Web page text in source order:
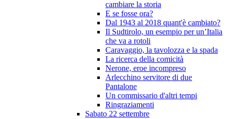
cambiare la storia
E se fosse ora?
Dal 1943 al 2018 quant'è cambiato?
Il Sudtirolo, un esempio per un’Italia
che va a rotoli
Caravaggio, la tavolozza e la spada
La ricerca della comicità
Nerone, eroe incompreso
Arlecchino servitore di due
Pantalone
Un commissario d'altri tempi
Ringraziamenti
Sabato 22 settembre